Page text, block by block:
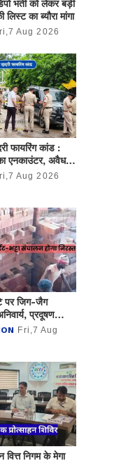
भर्ती को लेकर बड़ी
का ब्यौरा मांगा
Aug 2026
फायरिंग कांड :
एनकाउंटर, अवैध
आरोपी गिरफ्तार
Aug 2026
पर जिग-जैग
प्रदूषण
शिकंजा
Fri,7 Aug
वित्त निगम के मेगा